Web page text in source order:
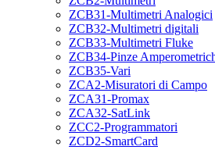
ZCB31-Multimetri Analogici
ZCB32-Multimetri digitali
ZCB33-Multimetri Fluke
ZCB34-Pinze
ZCB35-Vari
ZCA2-Misuratori di Campo
ZCA31-Promax
ZCA32-SatLink
ZCC2-Programmatori
ZCD2-SmartCard